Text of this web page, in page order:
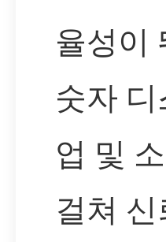
율성이
숫자
업 및
걸쳐